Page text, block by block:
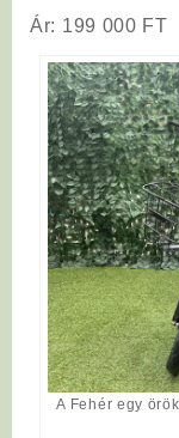
Ár: 199 000 FT
A Fehér egy